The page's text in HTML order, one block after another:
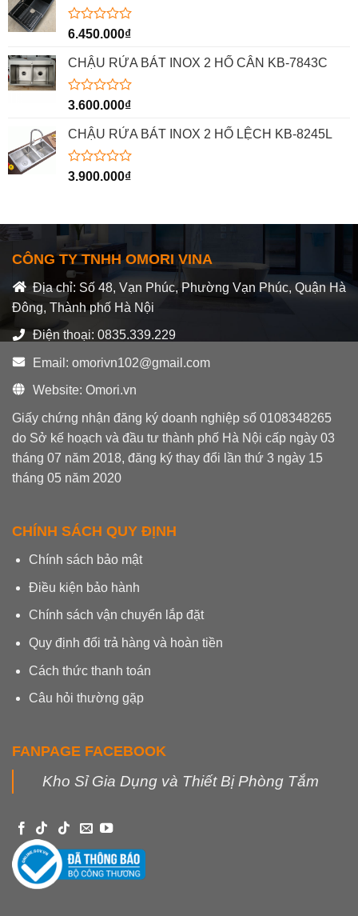
Được
hạng
0
5
6.450.000₫
CHẬU RỬA BÁT INOX 2 HỐ CÂN KB-7843C
Được
hạng
0
5
3.600.000₫
CHẬU RỬA BÁT INOX 2 HỐ LỆCH KB-8245L
Được
5
sao
3.900.000₫
CÔNG TY TNHH OMORI VINA
Địa chỉ: Số 48, Vạn Phúc, Phường Vạn Phúc, Quận Hà
Đông, Thành phố Hà Nội
Điện thoại: 0835.339.229
Email: omorivn102@gmail.com
Website: Omori.vn
Giấy chứng nhận đăng ký doanh nghiệp số 0108348265
do Sở kế hoạch và đầu tư thành phố Hà Nội cấp ngày 03
tháng 07 năm 2018, đăng ký thay đổi lần thứ 3 ngày 15
tháng 05 năm 2020
CHÍNH SÁCH QUY ĐỊNH
Chính sách bảo mật
Điều kiện bảo hành
Chính sách vận chuyển lắp đặt
Quy định đổi trả hàng và hoàn tiền
Cách thức thanh toán
Câu hỏi thường gặp
FANPAGE FACEBOOK
Kho Sỉ Gia Dụng và Thiết Bị Phòng Tắm